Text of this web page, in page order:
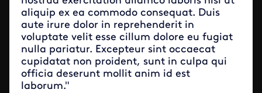
aliquip ex ea commodo consequat. Duis
aute irure dolor in reprehenderit in
voluptate velit esse cillum dolore eu fugiat
nulla pariatur. Excepteur sint occaecat
cupidatat non proident, sunt in culpa qui
officia deserunt mollit anim id est
laborum."